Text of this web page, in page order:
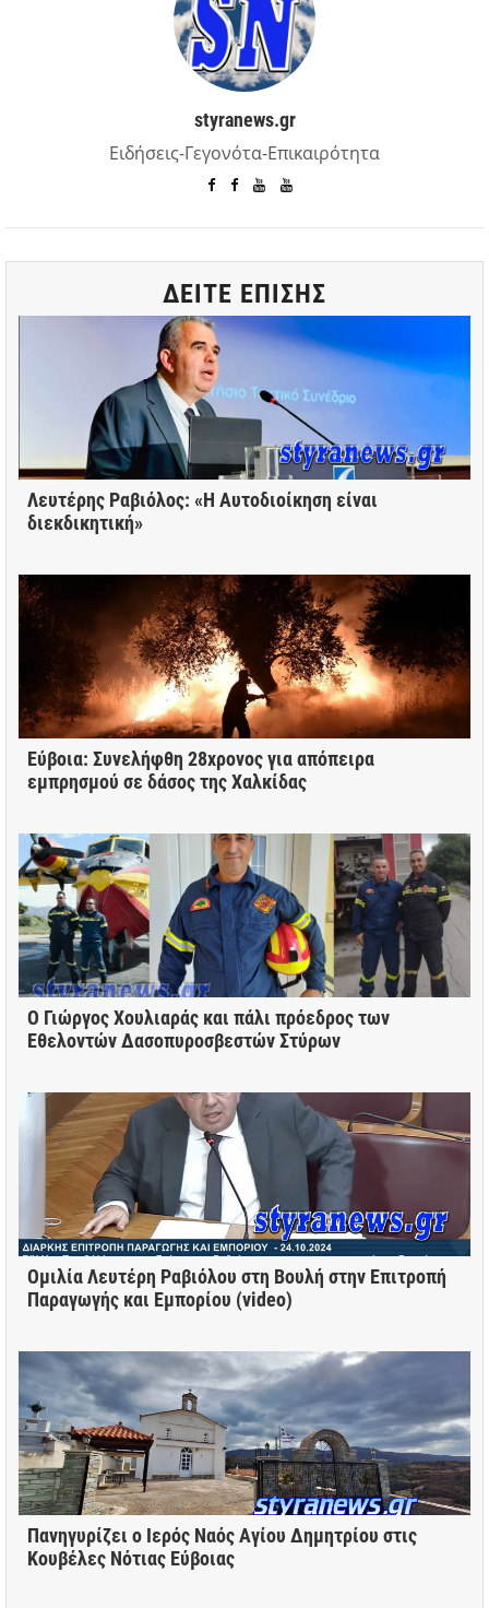
styranews.gr
Ειδήσεις-Γεγονότα-Επικαιρότητα
ΔΕΙΤΕ ΕΠΙΣΗΣ
Λευτέρης Ραβιόλος: «Η Αυτοδιοίκηση είναι
διεκδικητική»
Εύβοια: Συνελήφθη 28χρονος για απόπειρα
εμπρησμού σε δάσος της Χαλκίδας
Ο Γιώργος Χουλιαράς και πάλι πρόεδρος των
Εθελοντών Δασοπυροσβεστών Στύρων
Ομιλία Λευτέρη Ραβιόλου στη Βουλή στην Επιτροπή
Παραγωγής και Εμπορίου (video)
Πανηγυρίζει ο Ιερός Ναός Αγίου Δημητρίου στις
Κουβέλες Νότιας Εύβοιας